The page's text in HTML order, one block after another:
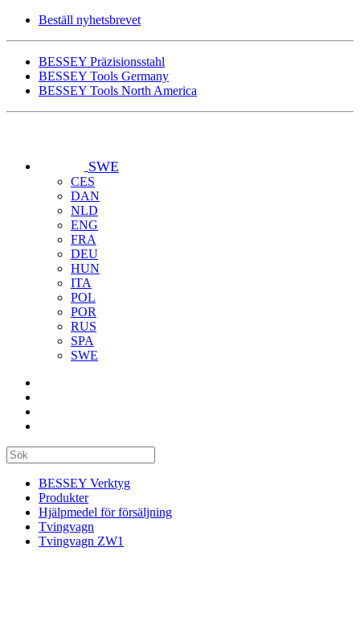
Beställ nyhetsbrevet
BESSEY Präzisionsstahl
BESSEY Tools Germany
BESSEY Tools North America
SWE
CES
DAN
NLD
ENG
FRA
DEU
HUN
ITA
POL
POR
RUS
SPA
SWE
BESSEY Verktyg
Produkter
Hjälpmedel för försäljning
Tvingvagn
Tvingvagn ZW1